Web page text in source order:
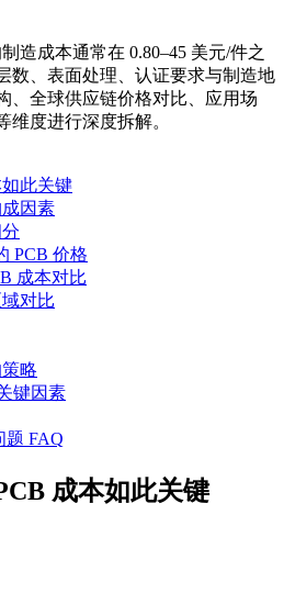
造成本通常在 0.80–45 美元/件之
数、表面处理、认证要求与制造地
、全球供应链价格对比、应用场
维度进行深度拆解。
此关键
因素
PCB 价格
成本对比
对比
略
键因素
题 FAQ
成本如此关键